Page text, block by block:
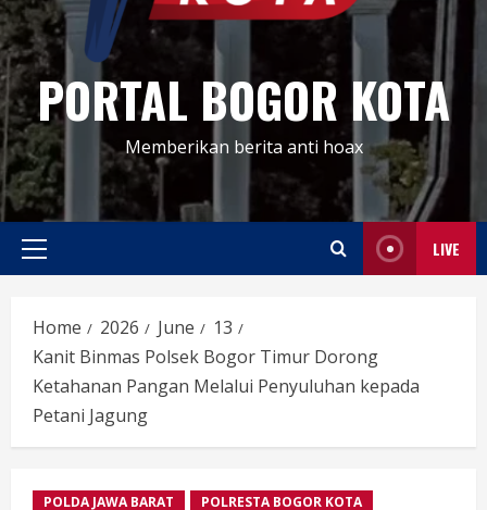
PORTAL BOGOR KOTA
Memberikan berita anti hoax
Primary
LIVE
Home 2026 June
13
Kanit Binmas Polsek Bogor Timur Dorong
Ketahanan Pangan Melalui Penyuluhan kepada
Petani Jagung
POLDA JAWA BARAT POLRESTA BOGOR KOTA